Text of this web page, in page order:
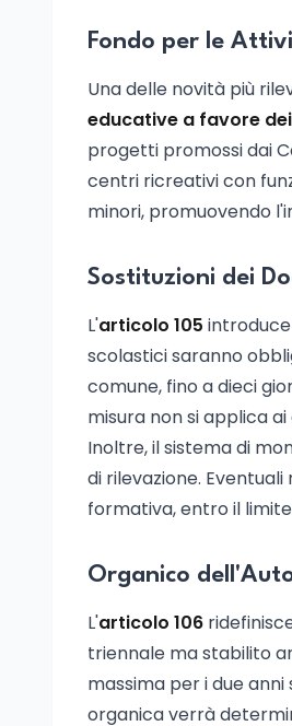
Fondo per le
Una delle novità più
educative a favore
progetti promossi dai
centri ricreativi con
minori, promuovendo
Sostituzioni dei
L'articolo 105
scolastici saranno
comune, fino a dieci
misura non si applica
Inoltre, il sistema di
di rilevazione.
formativa, entro il limite
Organico
L'articolo 106
triennale ma stabilito
massima per i due
organica verrà